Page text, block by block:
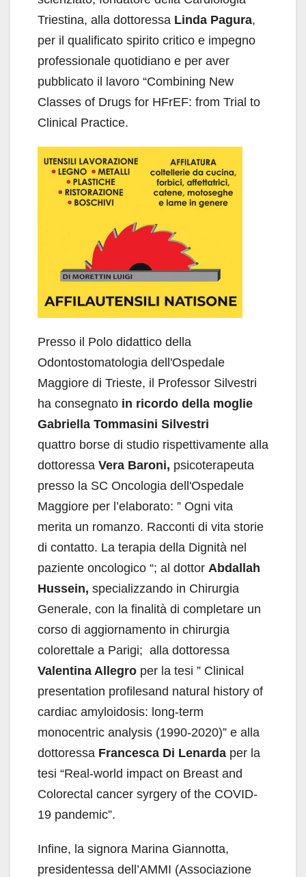
Triestina, alla dottoressa Linda Pagura,
per il qualificato spirito critico e impegno
professionale quotidiano e per aver
pubblicato il lavoro “Combining New
Classes of Drugs for HFrEF: from Trial to
Clinical Practice.
Presso il Polo didattico della
Odontostomatologia dell'Ospedale
Maggiore di Trieste, il Professor Silvestri
ha consegnato in ricordo della moglie
Gabriella Tommasini Silvestri
quattro borse di studio rispettivamente alla
dottoressa Vera Baroni, psicoterapeuta
presso la SC Oncologia dell'Ospedale
Maggiore per l’elaborato: ” Ogni vita
merita un romanzo. Racconti di vita storie
di contatto. La terapia della Dignità nel
paziente oncologico “; al dottor Abdallah
Hussein, specializzando in Chirurgia
Generale, con la finalità di completare un
corso di aggiornamento in chirurgia
colorettale a Parigi; alla dottoressa
Valentina Allegro per la tesi ” Clinical
presentation profilesand natural history of
cardiac amyloidosis: long-term
monocentric analysis (1990-2020)” e alla
dottoressa Francesca Di Lenarda per la
tesi “Real-world impact on Breast and
Colorectal cancer syrgery of the COVID-
19 pandemic”.
Infine, la signora Marina Giannotta,
presidentessa dell’AMMI (Associazione